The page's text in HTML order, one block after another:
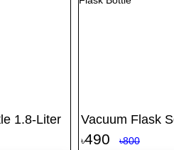
1.8-Liter
৳490 ৳800